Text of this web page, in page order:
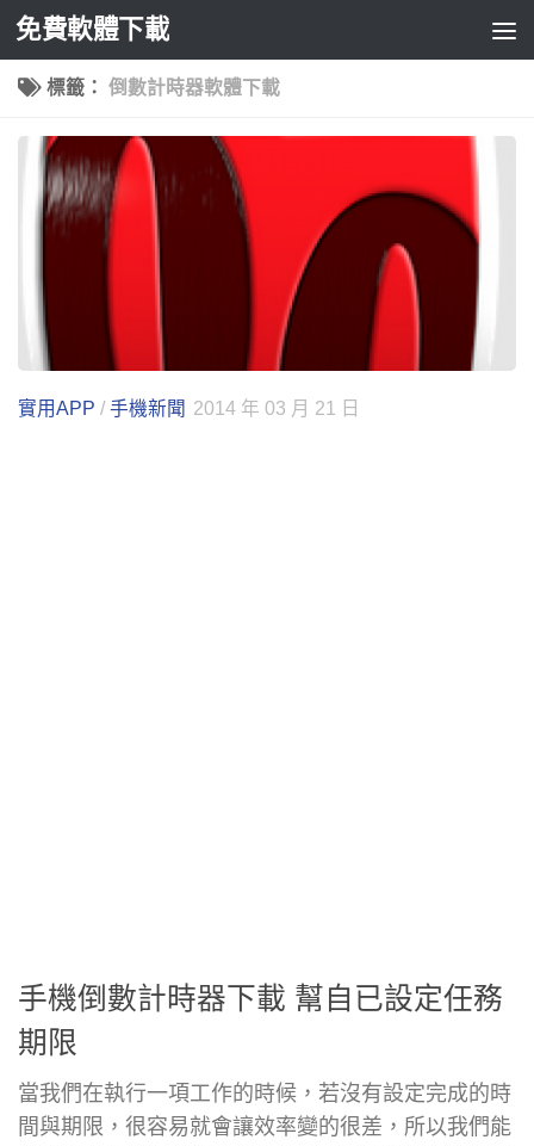
Skip to content
免費軟體下載
標籤： 倒數計時器軟體下載
實用APP / 手機新聞 2014 年 03 月 21 日
手機倒數計時器下載 幫自已設定任務
期限
當我們在執行一項工作的時候，若沒有設定完成的時
間與期限，很容易就會讓效率變的很差，所以我們能